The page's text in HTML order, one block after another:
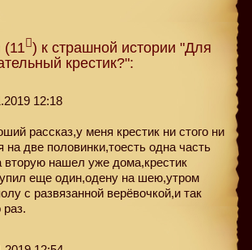
(11 ) к страшной истории "Для
крестик?":
12:18
рассказ,у меня крестик ни стого ни
на две половинки,тоесть одна часть
вторую нашел уже дома,крестик
еще один,одену на шею,утром
с развязанной верёвочкой,и так